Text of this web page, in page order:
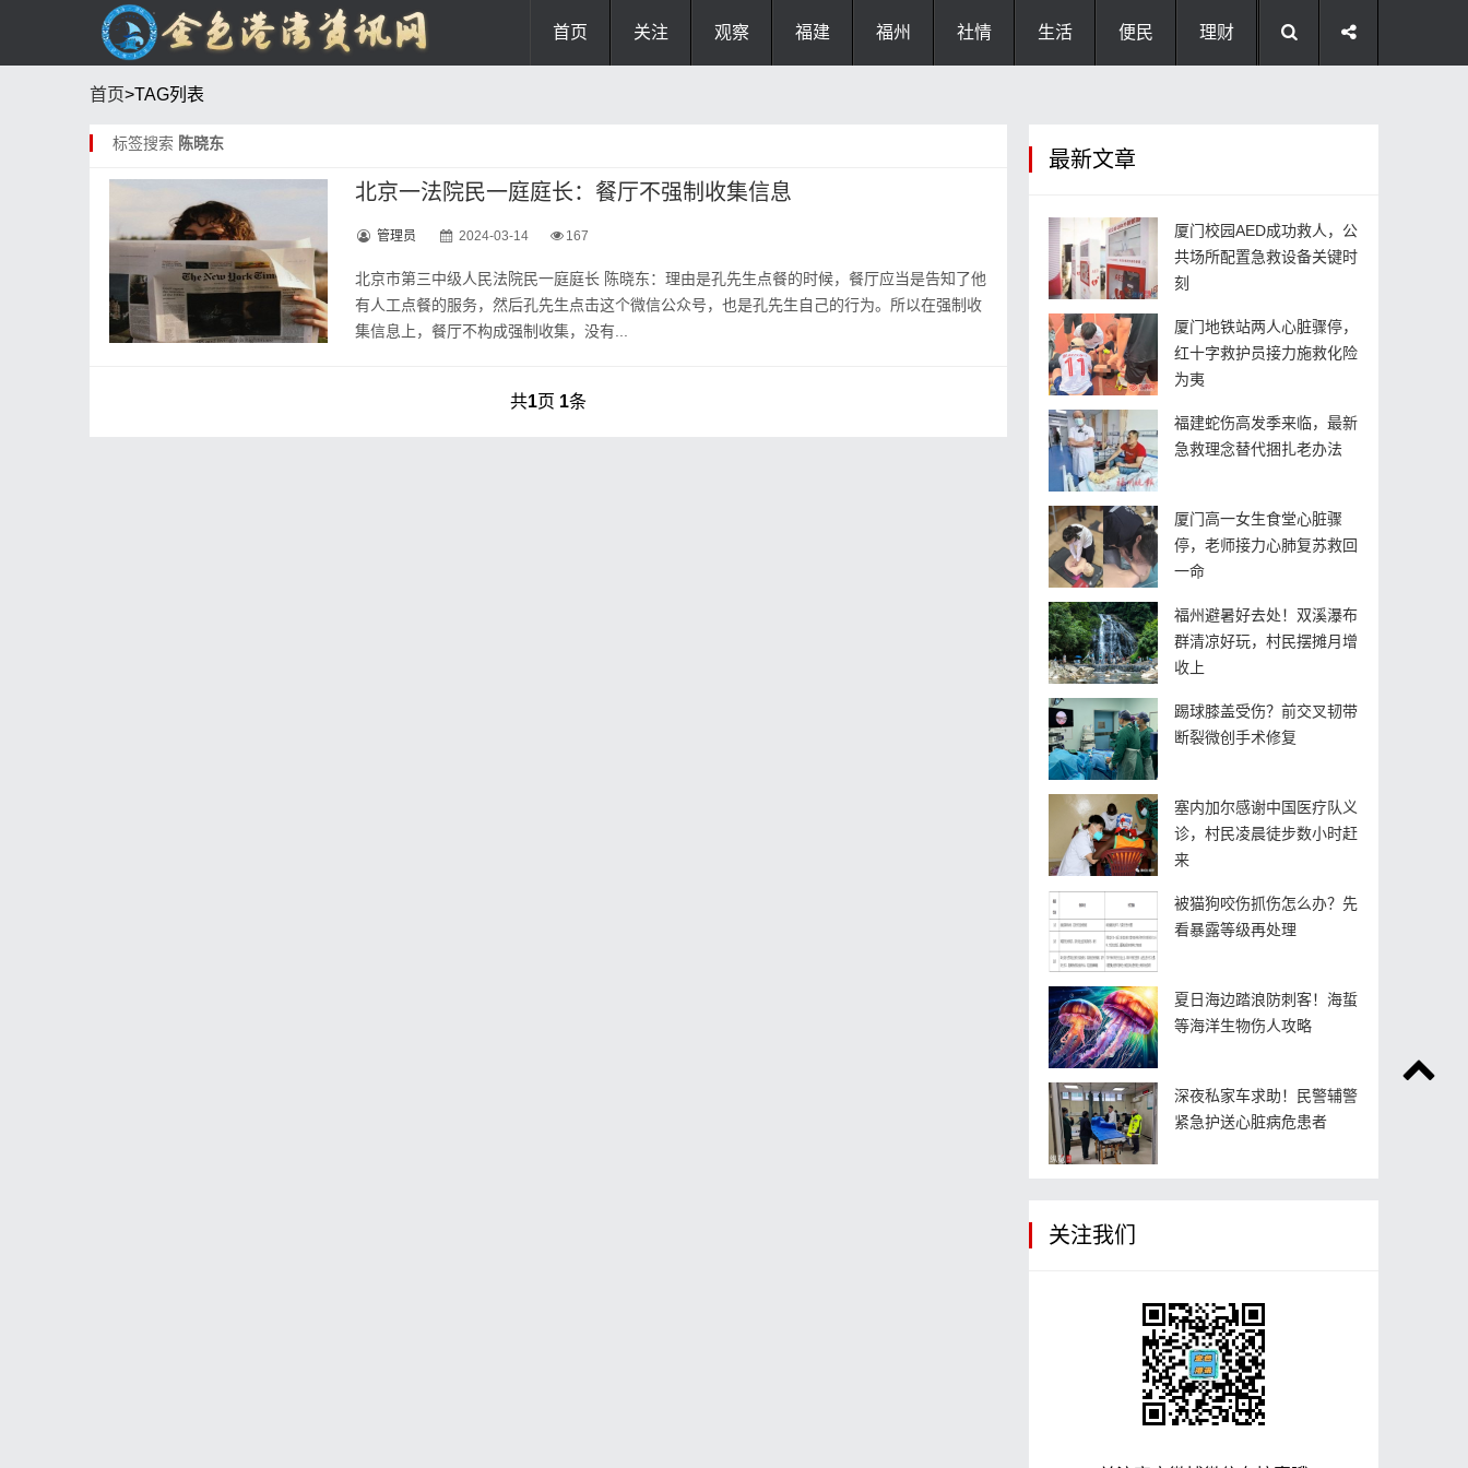
首页 关注 观察 福建 福州 社情 生活 便民 理财
首页>TAG列表
标签搜索 陈晓东
北京一法院民一庭庭长：餐厅不强制收集信息
管理员 2024-03-14 167
北京市第三中级人民法院民一庭庭长 陈晓东：理由是孔先生点餐的时候，餐厅应当是告知了他
有人工点餐的服务，然后孔先生点击这个微信公众号，也是孔先生自己的行为。所以在强制收
集信息上，餐厅不构成强制收集，没有...
共1页 1条
最新文章
厦门校园AED成功救人，公
共场所配置急救设备关键时
刻
厦门地铁站两人心脏骤停，
红十字救护员接力施救化险
为夷
福建蛇伤高发季来临，最新
急救理念替代捆扎老办法
厦门高一女生食堂心脏骤
停，老师接力心肺复苏救回
一命
福州避暑好去处！双溪瀑布
群清凉好玩，村民摆摊月增
收上
踢球膝盖受伤？前交叉韧带
断裂微创手术修复
塞内加尔感谢中国医疗队义
诊，村民凌晨徒步数小时赶
来
被猫狗咬伤抓伤怎么办？先
看暴露等级再处理
夏日海边踏浪防刺客！海蜇
等海洋生物伤人攻略
深夜私家车求助！民警辅警
紧急护送心脏病危患者
关注我们